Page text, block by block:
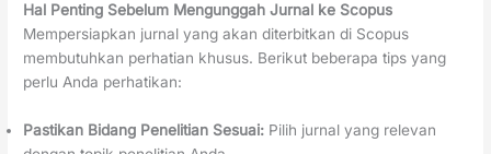
Hal Penting Sebelum Mengunggah Jurnal ke Scopus
Mempersiapkan jurnal yang akan diterbitkan di Scopus
membutuhkan perhatian khusus. Berikut beberapa tips yang
perlu Anda perhatikan:
Pastikan Bidang Penelitian Sesuai: Pilih jurnal yang relevan